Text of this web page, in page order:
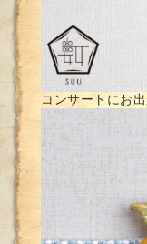
コンサートにお